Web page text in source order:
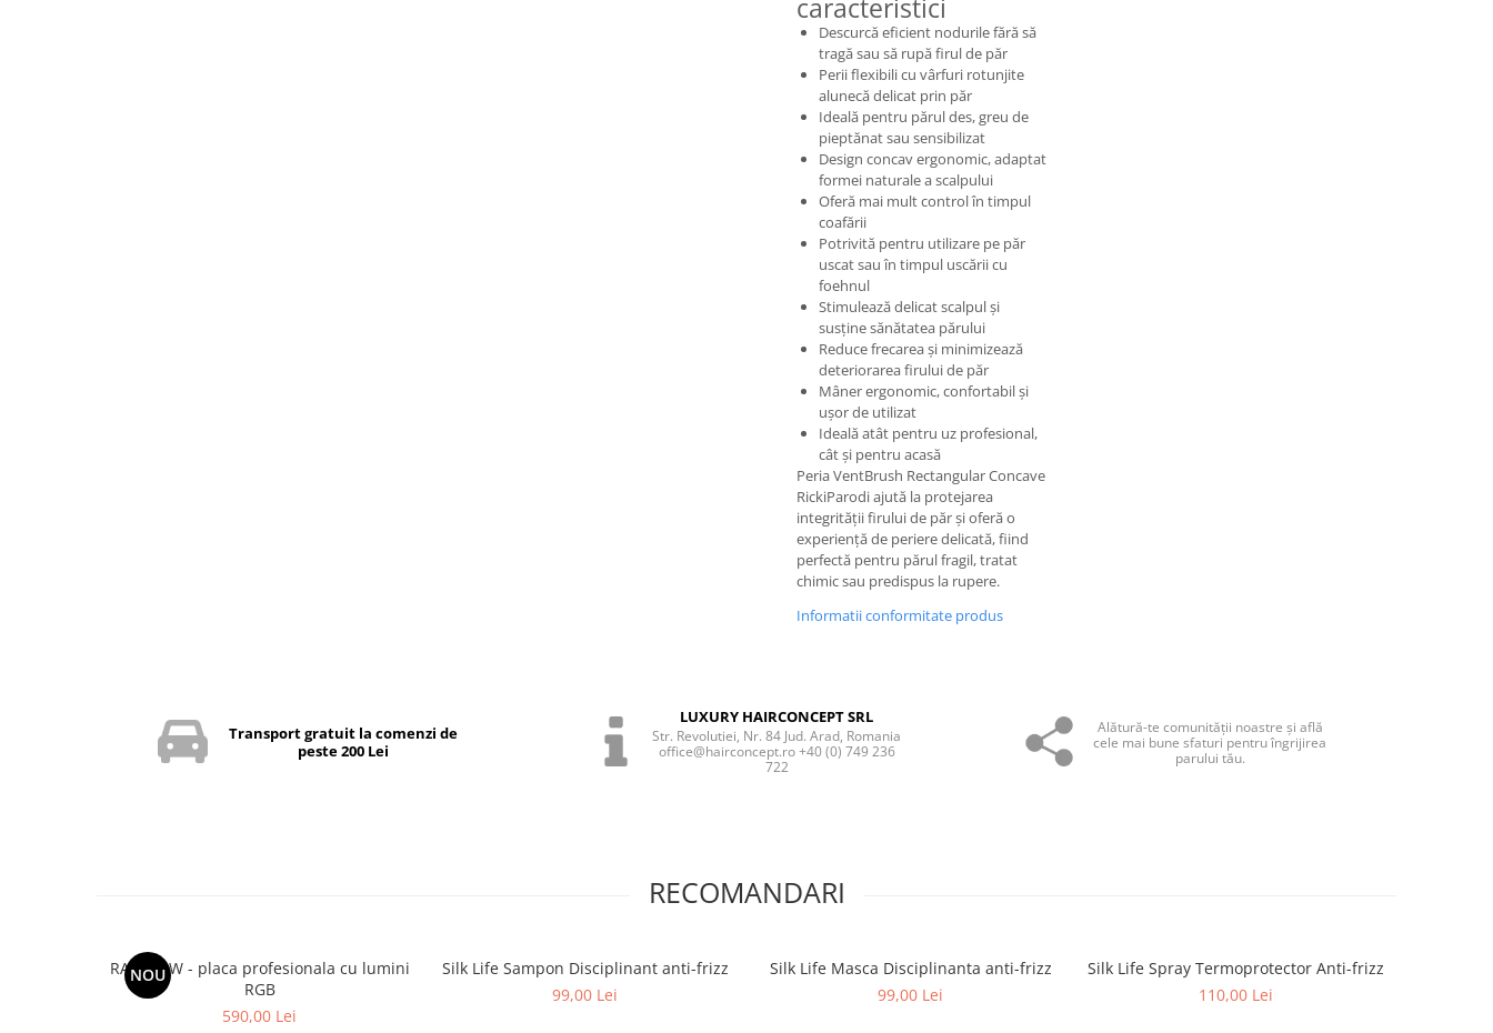
caracteristici
Descurcă eficient nodurile fără să
tragă sau să rupă firul de păr
Perii flexibili cu vârfuri rotunjite
alunecă delicat prin păr
Ideală pentru părul des, greu de
pieptănat sau sensibilizat
Design concav ergonomic, adaptat
formei naturale a scalpului
Oferă mai mult control în timpul
coafării
Potrivită pentru utilizare pe păr
uscat sau în timpul uscării cu
foehnul
Stimulează delicat scalpul și
susține sănătatea părului
Reduce frecarea și minimizează
deteriorarea firului de păr
Mâner ergonomic, confortabil și
ușor de utilizat
Ideală atât pentru uz profesional,
cât și pentru acasă
Peria VentBrush Rectangular Concave
RickiParodi ajută la protejarea
integrității firului de păr și oferă o
experiență de periere delicată, fiind
perfectă pentru părul fragil, tratat
chimic sau predispus la rupere.
Informatii conformitate produs
Transport gratuit la comenzi de
peste 200 Lei
LUXURY HAIRCONCEPT SRL
Str. Revolutiei, Nr. 84 Jud. Arad, Romania
office@hairconcept.ro +40 (0) 749 236
722
Alătură-te comunităţii noastre și află
cele mai bune sfaturi pentru îngrijirea
parului tău.
RECOMANDARI
NOU
RAINBOW - placa profesionala cu lumini
RGB
590,00 Lei
Silk Life Sampon Disciplinant anti-frizz
99,00 Lei
Silk Life Masca Disciplinanta anti-frizz
99,00 Lei
Silk Life Spray Termoprotector Anti-frizz
110,00 Lei